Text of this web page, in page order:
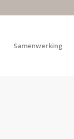
Samenwerking